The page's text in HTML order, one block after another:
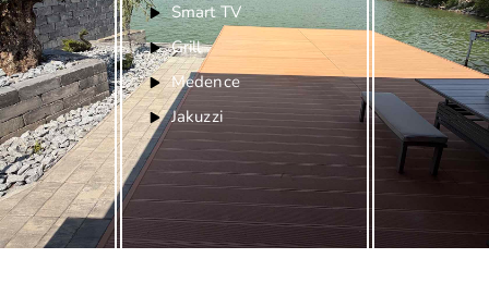
Smart TV
Grill
Medence
Jakuzzi